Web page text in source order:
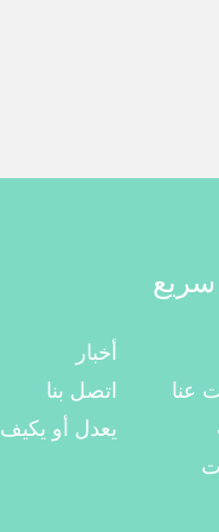
سريع
أخبار
عنا
اتصل بنا
يعدل أو يكيف